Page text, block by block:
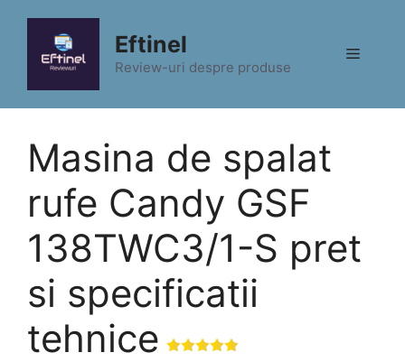
conținut
Eftinel
Review-uri despre produse
Meniu
Masina de spalat
rufe Candy GSF
138TWC3/1-S pret
si specificatii
tehnice